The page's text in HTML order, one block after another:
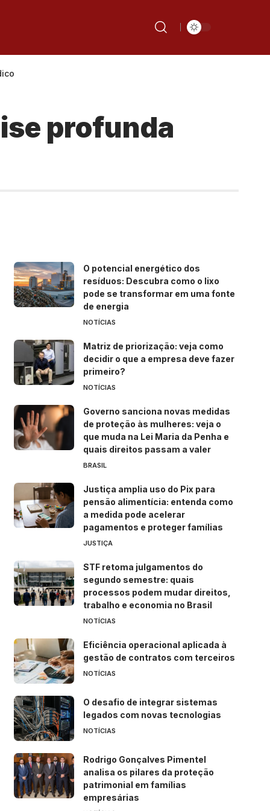
profunda
O potencial energético dos
resíduos: Descubra como o lixo
pode se transformar em uma fonte
de energia
NOTÍCIAS
Matriz de priorização: veja como
decidir o que a empresa deve fazer
primeiro?
NOTÍCIAS
Governo sanciona novas medidas
de proteção às mulheres: veja o
que muda na Lei Maria da Penha e
quais direitos passam a valer
BRASIL
Justiça amplia uso do Pix para
pensão alimentícia: entenda como
a medida pode acelerar
pagamentos e proteger famílias
JUSTIÇA
STF retoma julgamentos do
segundo semestre: quais
processos podem mudar direitos,
trabalho e economia no Brasil
NOTÍCIAS
Eficiência operacional aplicada à
gestão de contratos com terceiros
NOTÍCIAS
O desafio de integrar sistemas
legados com novas tecnologias
NOTÍCIAS
Rodrigo Gonçalves Pimentel
analisa os pilares da proteção
patrimonial em famílias
empresárias